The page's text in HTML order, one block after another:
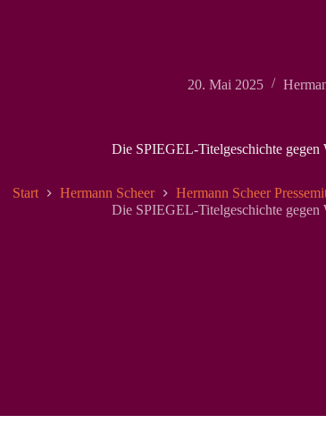
20. Mai 2025
Die SPIEGEL-Titelgeschichte gegen
Start Hermann Scheer Hermann Scheer
Die SPIEGEL-Titelgeschichte gegen